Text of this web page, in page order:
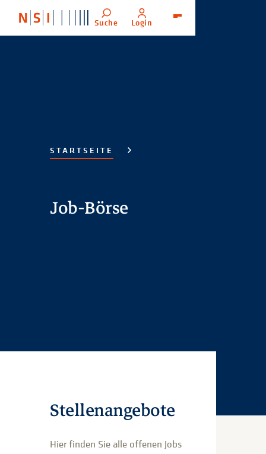
Suche Login
STARTSEITE
Job-Börse
Stellenangebote
Hier finden Sie alle offenen Jobs